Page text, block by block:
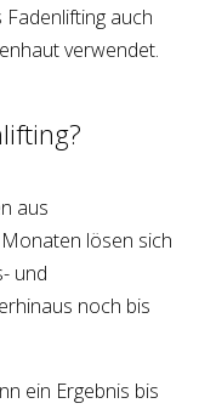
auch
verwendet.
aus
lösen sich
und
noch bis
ein Ergebnis bis